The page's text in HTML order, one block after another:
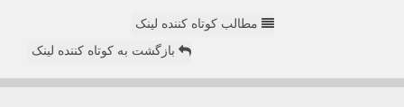
مطالب کوتاه کننده لینک
بازگشت به کوتاه کننده لینک